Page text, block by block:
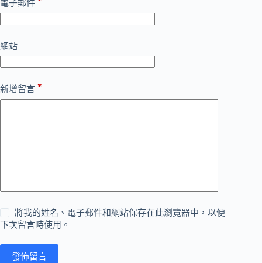
電子郵件
網站
新增留言 *
將我的姓名、電子郵件和網站保存在此瀏覽器中，以便
下次留言時使用。
發佈留言